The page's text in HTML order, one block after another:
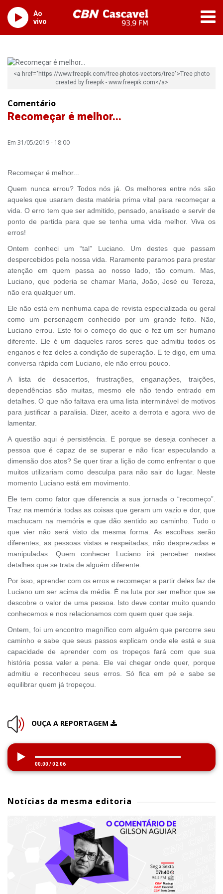
Ao
vivo
<a href="https://www.freepik.com/free-photos-vectors/tree">Tree photo
created by freepik - www.freepik.com</a>
Comentário
Recomeçar é melhor...
Em 31/05/2019 - 18:00
Recomeçar é melhor...
Quem nunca errou? Todos nós já. Os melhores entre nós são
aqueles que usaram desta matéria prima vital para recomeçar a
vida. O erro tem que ser admitido, pensado, analisado e servir de
ponto de partida para que se tenha uma vida melhor. Viva os
erros!
Ontem conheci um “tal” Luciano. Um destes que passam
despercebidos pela nossa vida. Raramente paramos para prestar
atenção em quem passa ao nosso lado, tão comum. Mas,
Luciano, que poderia se chamar Maria, João, José ou Tereza,
não era qualquer um.
Ele não está em nenhuma capa de revista especializada ou geral
como um personagem conhecido por um grande feito. Não,
Luciano errou. Este foi o começo do que o fez um ser humano
diferente. Ele é um daqueles raros seres que admitiu todos os
enganos e fez deles a condição de superação. E te digo, em uma
conversa rápida com Luciano, ele não errou pouco.
A lista de desacertos, frustrações, enganações, traições,
dependências são muitas, mesmo ele não tendo entrado em
detalhes. O que não faltava era uma lista interminável de motivos
para justificar a paralisia. Dizer, aceito a derrota e agora vivo de
lamentar.
A questão aqui é persistência. E porque se deseja conhecer a
pessoa que é capaz de se superar e não ficar especulando a
dimensão dos atos? Se quer tirar a lição de como enfrentar o que
muitos utilizariam como desculpa para não sair do lugar. Neste
momento Luciano está em movimento.
Ele tem como fator que diferencia a sua jornada o “recomeço”.
Traz na memória todas as coisas que geram um vazio e dor, que
machucam na memória e que dão sentido ao caminho. Tudo o
que vier não será visto da mesma forma. As escolhas serão
diferentes, as pessoas vistas e respeitadas, não desprezadas e
manipuladas. Quem conhecer Luciano irá perceber nestes
detalhes que se trata de alguém diferente.
Por isso, aprender com os erros e recomeçar a partir deles faz de
Luciano um ser acima da média. É na luta por ser melhor que se
descobre o valor de uma pessoa. Isto deve contar muito quando
conhecemos e nos relacionamos com quem quer que seja.
Ontem, foi um encontro magnífico com alguém que percorre seu
caminho e sabe que seus passos explicam onde ele está e sua
capacidade de aprender com os tropeços fará com que sua
história possa valer a pena. Ele vai chegar onde quer, porque
admitiu e reconheceu seus erros. Só fica em pé e sabe se
equilibrar quem já tropeçou.
OUÇA A REPORTAGEM
00:00/02:06
Notícias da mesma editoria